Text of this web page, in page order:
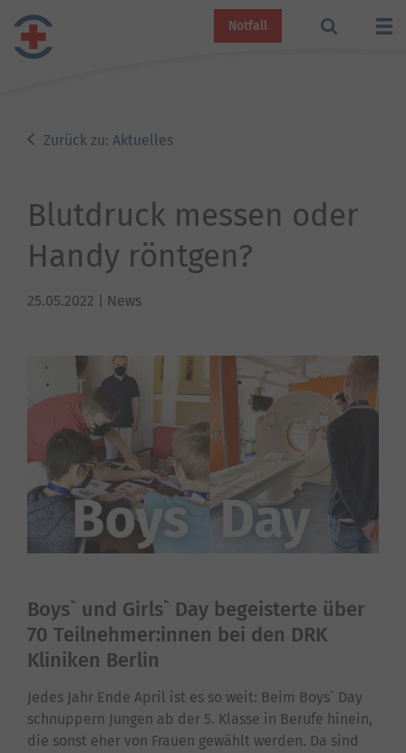
Notfall
Zurück zu: Aktuelles
Blutdruck messen oder
Handy röntgen?
25.05.2022 | News
Boys` und Girls` Day begeisterte über
70 Teilnehmer:innen bei den DRK
Kliniken Berlin
Jedes Jahr Ende April ist es so weit: Beim Boys` Day
schnuppern Jungen ab der 5. Klasse in Berufe hinein,
die sonst eher von Frauen gewählt werden. Da sind